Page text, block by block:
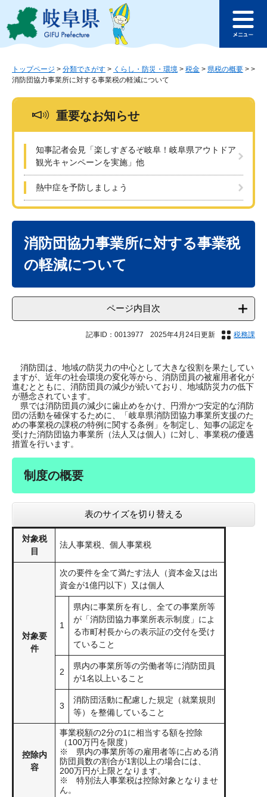
ジ
ュ
このページの本文へ
ュ
トップページ > 分類でさがす > くらし・防災・環境 > 税金 > 県税の概要 > >
消防団協力事業所に対する事業税の軽減について
重要なお知らせ
知事記者会見「楽しすぎるぞ岐阜！岐阜県アウトドア
観光キャンペーンを実施」他
熱中症を予防しましょう
消防団協力事業所に対する事業税
の軽減について
ページ内目次
記事ID：0013977 2025年4月24日更新 税務課
消防団は、地域の防災力の中心として大きな役割を果たしてい
ますが、近年の社会環境の変化等から、消防団員の被雇用者化が
進むとともに、消防団員の減少が続いており、地域防災力の低下
が懸念されています。
県では消防団員の減少に歯止めをかけ、円滑かつ安定的な消防
団の活動を確保するために、「岐阜県消防団協力事業所支援のた
めの事業税の課税の特例に関する条例」を制定し、知事の認定を
受けた消防団協力事業所（法人又は個人）に対し、事業税の優遇
措置を行います。
制度の概要
表のサイズを切り替える
対象税
目
法人事業税、個人事業税
対象要
件
次の要件を全て満たす法人（資本金又は出
資金が1億円以下）又は個人
1
県内に事業所を有し、全ての事業所等
が「消防団協力事業所表示制度」によ
る市町村長からの表示証の交付を受け
ていること
2
県内の事業所等の労働者等に消防団員
が1名以上いること
3
消防団活動に配慮した規定（就業規則
等）を整備していること
控除内
容
事業税額の2分の1に相当する額を控除
（100万円を限度）
※ 県内の事業所等の雇用者等に占める消
防団員数の割合が1割以上の場合には、
200万円が上限となります。
※ 特別法人事業税は控除対象となりませ
ん。